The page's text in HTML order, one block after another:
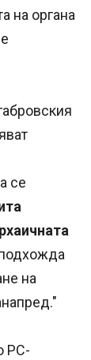
на органа
се
на
РС-